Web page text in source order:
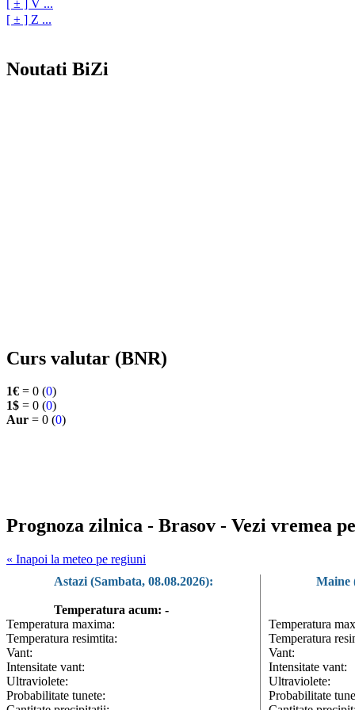
[ ± ] V ...
[ ± ] Z ...
Noutati BiZi
Curs valutar (BNR)
1€ = 0 (0)
1$ = 0 (0)
Aur = 0 (0)
Prognoza zilnica - Brasov - Vezi vremea
« Inapoi la meteo pe regiuni
Astazi (Sambata, 08.08.2026):
Temperatura acum: -
Temperatura maxima:
Temperatura resimtita:
Vant:
Intensitate vant:
Ultraviolete:
Probabilitate tunete:
Maine
Temperatura
Temperatura
Vant:
Intensitate vant:
Ultraviolete:
Probabilitate